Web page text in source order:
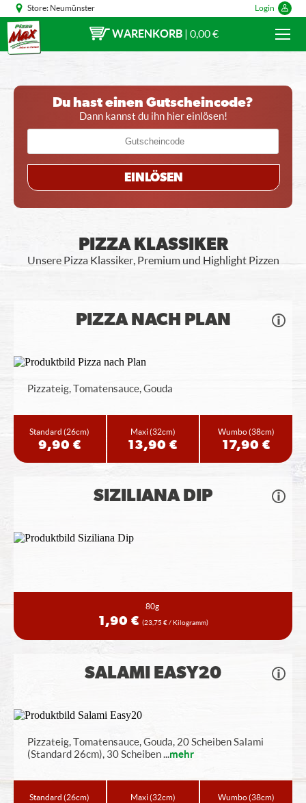
Store: Neumünster Login
WARENKORB | 0,00 €
Du hast einen Gutscheincode?
Dann kannst du ihn hier einlösen!
EINLÖSEN
PIZZA KLASSIKER
Unsere Pizza Klassiker, Premium und Highlight Pizzen
PIZZA NACH PLAN
Pizzateig, Tomatensauce, Gouda
Standard(26cm)
9,90 €
Maxi(32cm)
13,90 €
Wumbo(38cm)
17,90 €
SIZILIANA DIP
80g
1,90 € (23,75 € / Kilogramm)
SALAMI EASY20
Pizzateig, Tomatensauce, Gouda, 20 Scheiben Salami
(Standard 26cm), 30 Scheiben...mehr
Standard(26cm) Maxi(32cm) Wumbo(38cm)